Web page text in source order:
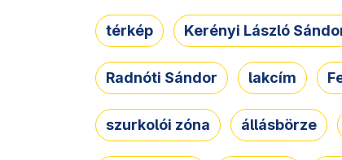
térkép Kerényi László
Radnóti Sándor lakcím
szurkolói zóna állásbörze